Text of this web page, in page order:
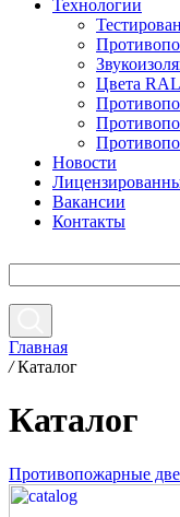
Технологии
Цвета RAL
Новости
Вакансии
Контакты
Главная
/ Каталог
Каталог
Противопожарные